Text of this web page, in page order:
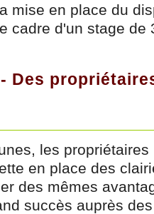
mise en place du
cadre d'un stage de
Des
les
en place des
des mêmes
succès auprès